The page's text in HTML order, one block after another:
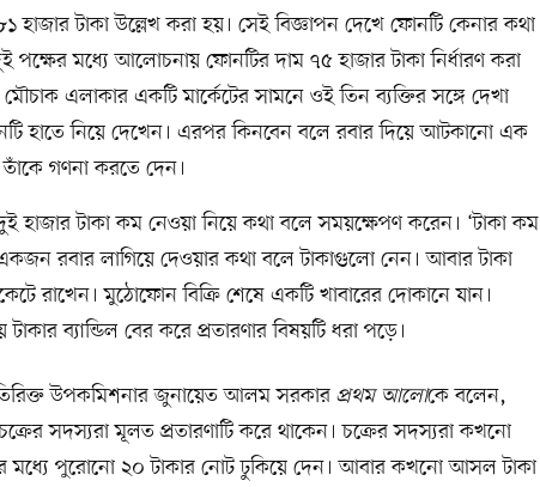
টাকা উল্লেখ করা হয়। সেই বিজ্ঞাপন দেখে ফোনটি কেনার কথা
মধ্যে আলোচনায় ফোনটির দাম ৭৫ হাজার টাকা নির্ধারণ করা
এলাকার একটি মার্কেটের সামনে ওই তিন ব্যক্তির সঙ্গে দেখা
হাতে নিয়ে দেখেন। এরপর কিনবেন বলে রবার দিয়ে আটকানো এক
তাঁকে গণনা করতে দেন।
হাজার টাকা কম নেওয়া নিয়ে কথা বলে সময়ক্ষেপণ করেন। ‘টাকা কম
রবার লাগিয়ে দেওয়ার কথা বলে টাকাগুলো নেন। আবার টাকা
রাখেন। মুঠোফোন বিক্রি শেষে একটি খাবারের দোকানে যান।
ব্যান্ডিল বের করে প্রতারণার বিষয়টি ধরা পড়ে।
উপকমিশনার জুনায়েত আলম সরকার প্রথম আলোকে বলেন,
সদস্যরা মূলত প্রতারণাটি করে থাকেন। চক্রের সদস্যরা কখনো
মধ্যে পুরোনো ২০ টাকার নোট ঢুকিয়ে দেন। আবার কখনো আসল টাকা